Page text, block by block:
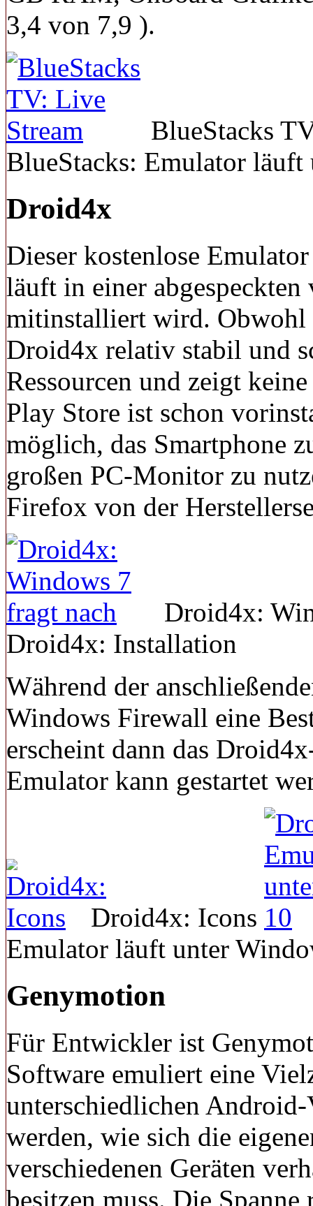
3,4 von 7,9 ).
BlueStacks
BlueStacks: Emulator
Droid4x
Dieser kostenlose
läuft in einer
mitinstalliert wird. Obwohl
Droid4x relativ stabil und
Ressourcen und zeigt
Play Store ist schon
möglich, das Smartphone
großen PC-Monitor zu
Firefox von der
Droid4x:
Droid4x: Installation
Während der
Windows Firewall eine
erscheint dann das
Emulator kann gestartet
Droid4x: Icons
Emulator läuft unter
Genymotion
Für Entwickler ist
Software emuliert eine
unterschiedlichen
werden, wie sich die
verschiedenen Geräten
besitzen muss. Die